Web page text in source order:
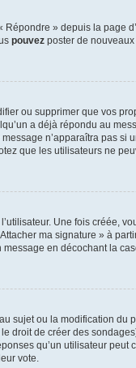
» depuis la page
pouvez poster de
ou supprimer que vos
a déjà répondu au
n’apparaîtra pas
que les utilisateurs ne
Une fois créée,
ma signature » à
en décochant la
sujet ou la modification
droit de créer des
qu’un utilisateur
vote.